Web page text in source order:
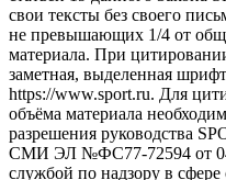
свои тексты без своего
не превышающих 1/4 от
материала. При
заметная, выделенная
https://www.sport.ru. Для
объёма материала
разрешения руководства
СМИ ЭЛ №ФС77-72594 от
службой по надзору в